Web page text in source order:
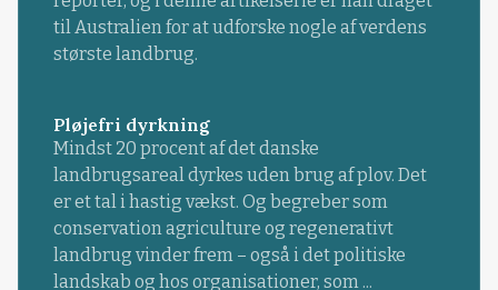
til Australien for at udforske nogle af verdens
største landbrug.
Pløjefri dyrkning
Mindst 20 procent af det danske
landbrugsareal dyrkes uden brug af plov. Det
er et tal i hastig vækst. Og begreber som
conservation agriculture og regenerativt
landbrug vinder frem – også i det politiske
landskab og hos organisationer, som ...